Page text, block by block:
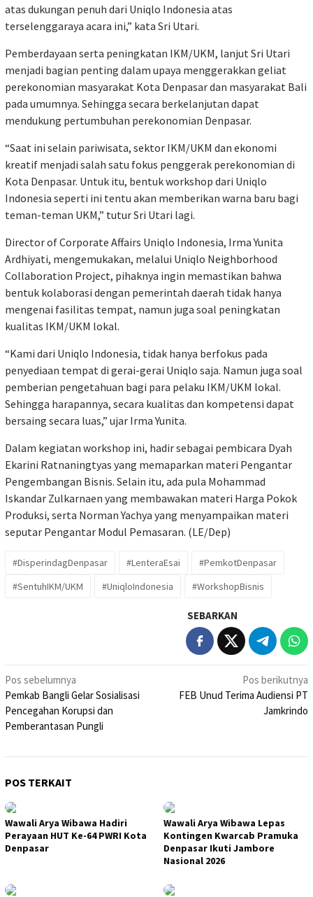
atas dukungan penuh dari Uniqlo Indonesia atas
terselenggaraya acara ini,” kata Sri Utari.
Pemberdayaan serta peningkatan IKM/UKM, lanjut Sri Utari
menjadi bagian penting dalam upaya menggerakkan geliat
perekonomian masyarakat Kota Denpasar dan masyarakat Bali
pada umumnya. Sehingga secara berkelanjutan dapat
mendukung pertumbuhan perekonomian Denpasar.
“Saat ini selain pariwisata, sektor IKM/UKM dan ekonomi
kreatif menjadi salah satu fokus penggerak perekonomian di
Kota Denpasar. Untuk itu, bentuk workshop dari Uniqlo
Indonesia seperti ini tentu akan memberikan warna baru bagi
teman-teman UKM,” tutur Sri Utari lagi.
Director of Corporate Affairs Uniqlo Indonesia, Irma Yunita
Ardhiyati, mengemukakan, melalui Uniqlo Neighborhood
Collaboration Project, pihaknya ingin memastikan bahwa
bentuk kolaborasi dengan pemerintah daerah tidak hanya
mengenai fasilitas tempat, namun juga soal peningkatan
kualitas IKM/UKM lokal.
“Kami dari Uniqlo Indonesia, tidak hanya berfokus pada
penyediaan tempat di gerai-gerai Uniqlo saja. Namun juga soal
pemberian pengetahuan bagi para pelaku IKM/UKM lokal.
Sehingga harapannya, secara kualitas dan kompetensi dapat
bersaing secara luas,” ujar Irma Yunita.
Dalam kegiatan workshop ini, hadir sebagai pembicara Dyah
Ekarini Ratnaningtyas yang memaparkan materi Pengantar
Pengembangan Bisnis. Selain itu, ada pula Mohammad
Iskandar Zulkarnaen yang membawakan materi Harga Pokok
Produksi, serta Norman Yachya yang menyampaikan materi
seputar Pengantar Modul Pemasaran. (LE/Dep)
#DisperindagDenpasar #LenteraEsai
#PemkotDenpasar
#SentuhIKM/UKM
#UniqloIndonesia #WorkshopBisnis
SEBARKAN
Navigasi
pos
Pos sebelumnya
Pemkab Bangli Gelar Sosialisasi
Pencegahan Korupsi dan
Pemberantasan Pungli
Pos berikutnya
FEB Unud Terima Audiensi PT
Jamkrindo
POS TERKAIT
Wawali Arya Wibawa Hadiri
Perayaan HUT Ke-64 PWRI Kota
Denpasar
Wawali Arya Wibawa Lepas
Kontingen Kwarcab Pramuka
Denpasar Ikuti Jambore
Nasional 2026